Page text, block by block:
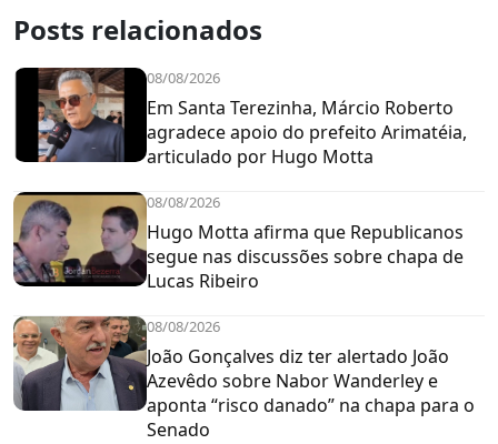
Posts relacionados
08/08/2026
Em Santa Terezinha, Márcio Roberto
agradece apoio do prefeito Arimatéia,
articulado por Hugo Motta
08/08/2026
Hugo Motta afirma que Republicanos
segue nas discussões sobre chapa de
Lucas Ribeiro
08/08/2026
João Gonçalves diz ter alertado João
Azevêdo sobre Nabor Wanderley e
aponta “risco danado” na chapa para o
Senado